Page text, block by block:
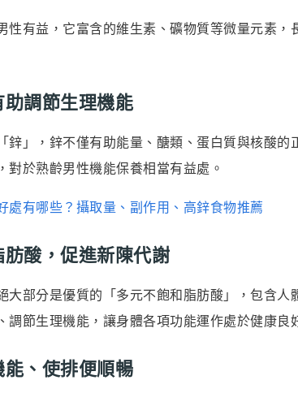
性有益，它富含的維生素、礦物質等微量元素
調節生理機能
鋅」，鋅不僅有助能量、醣類、蛋白質與核酸
對於熟齡男性機能保養相當有益處。
處有哪些？攝取量、副作用、高鋅食物推薦
酸，促進新陳代謝
大部分是優質的「多元不飽和脂肪酸」，包含
調節生理機能，讓身體各項功能運作處於健康良
、使排便順暢